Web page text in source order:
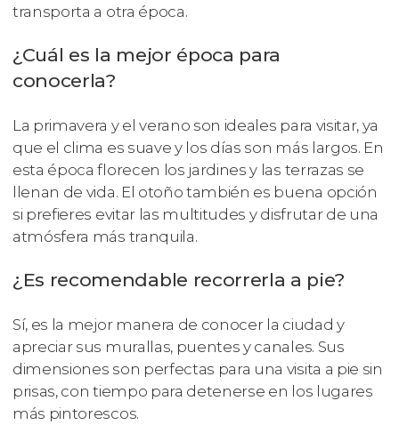
transporta a otra época.
¿Cuál es la mejor época para
conocerla?
La primavera y el verano son ideales para visitar, ya
que el clima es suave y los días son más largos. En
esta época florecen los jardines y las terrazas se
llenan de vida. El otoño también es buena opción
si prefieres evitar las multitudes y disfrutar de una
atmósfera más tranquila.
¿Es recomendable recorrerla a pie?
Sí, es la mejor manera de conocer la ciudad y
apreciar sus murallas, puentes y canales. Sus
dimensiones son perfectas para una visita a pie sin
prisas, con tiempo para detenerse en los lugares
más pintorescos.